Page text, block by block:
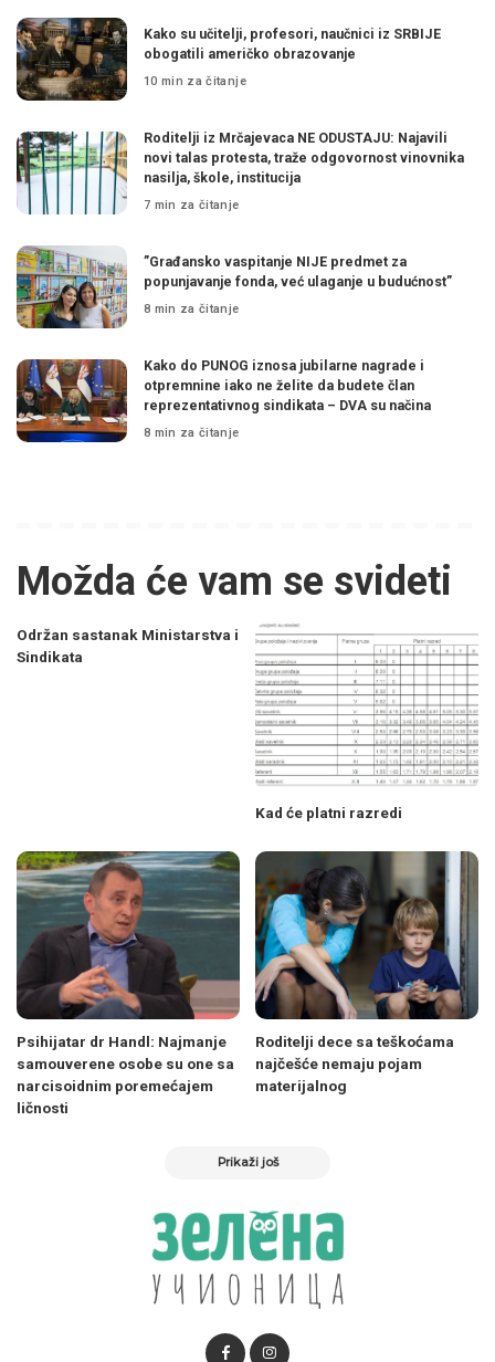
Kako su učitelji, profesori, naučnici iz SRBIJE
obogatili američko obrazovanje
10 min za čitanje
Roditelji iz Mrčajevaca NE ODUSTAJU: Najavili
novi talas protesta, traže odgovornost vinovnika
nasilja, škole, institucija
7 min za čitanje
”Građansko vaspitanje NIJE predmet za
popunjavanje fonda, već ulaganje u budućnost”
8 min za čitanje
Kako do PUNOG iznosa jubilarne nagrade i
otpremnine iako ne želite da budete član
reprezentativnog sindikata – DVA su načina
8 min za čitanje
Možda će vam se svideti
Održan sastanak Ministarstva i
Sindikata
Kad će platni razredi
Psihijatar dr Handl: Najmanje
samouverene osobe su one sa
narcisoidnim poremećajem
ličnosti
Roditelji dece sa teškoćama
najčešće nemaju pojam
materijalnog
Prikaži još